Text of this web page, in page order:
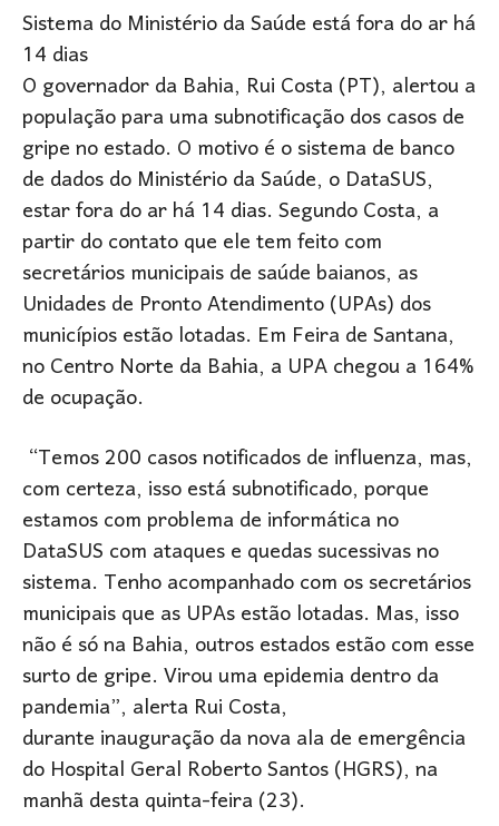
Sistema do Ministério da Saúde está fora do ar há
14 dias
O governador da Bahia, Rui Costa (PT), alertou a
população para uma subnotificação dos casos de
gripe no estado. O motivo é o sistema de banco
de dados do Ministério da Saúde, o DataSUS,
estar fora do ar há 14 dias. Segundo Costa, a
partir do contato que ele tem feito com
secretários municipais de saúde baianos, as
Unidades de Pronto Atendimento (UPAs) dos
municípios estão lotadas. Em Feira de Santana,
no Centro Norte da Bahia, a UPA chegou a 164%
de ocupação.
“Temos 200 casos notificados de influenza, mas,
com certeza, isso está subnotificado, porque
estamos com problema de informática no
DataSUS com ataques e quedas sucessivas no
sistema. Tenho acompanhado com os secretários
municipais que as UPAs estão lotadas. Mas, isso
não é só na Bahia, outros estados estão com esse
surto de gripe. Virou uma epidemia dentro da
pandemia”, alerta Rui Costa,
durante inauguração da nova ala de emergência
do Hospital Geral Roberto Santos (HGRS), na
manhã desta quinta-feira (23).